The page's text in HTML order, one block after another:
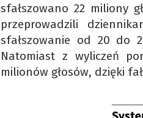
sfałszowano 22 miliony
przeprowadzili
sfałszowanie od 20 do
Natomiast z wyliczeń
milionów głosów, dzięki